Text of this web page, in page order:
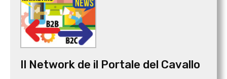
Il Network de il Portale del Cavallo